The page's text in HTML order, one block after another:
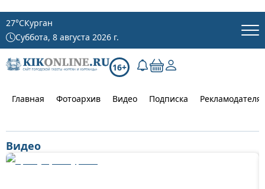
27°CКурган
Суббота, 8 августа 2026 г.
16+
Главная Фотоархив Видео Подписка
Видео